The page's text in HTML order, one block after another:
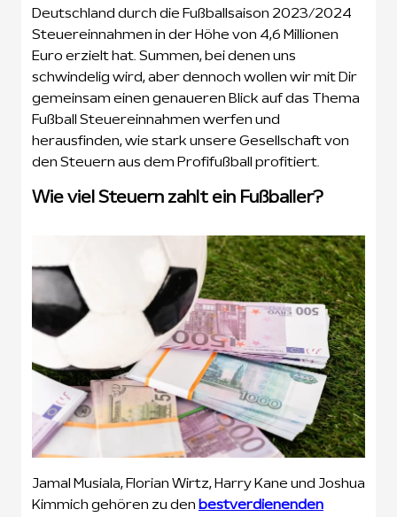
Deutschland durch die Fußballsaison 2023/2024
Steuereinnahmen in der Höhe von 4,6 Millionen
Euro erzielt hat. Summen, bei denen uns
schwindelig wird, aber dennoch wollen wir mit Dir
gemeinsam einen genaueren Blick auf das Thema
Fußball Steuereinnahmen werfen und
herausfinden, wie stark unsere Gesellschaft von
den Steuern aus dem Profifußball profitiert.
Wie viel Steuern zahlt ein Fußballer?
Jamal Musiala, Florian Wirtz, Harry Kane und Joshua
Kimmich gehören zu den bestverdienenden